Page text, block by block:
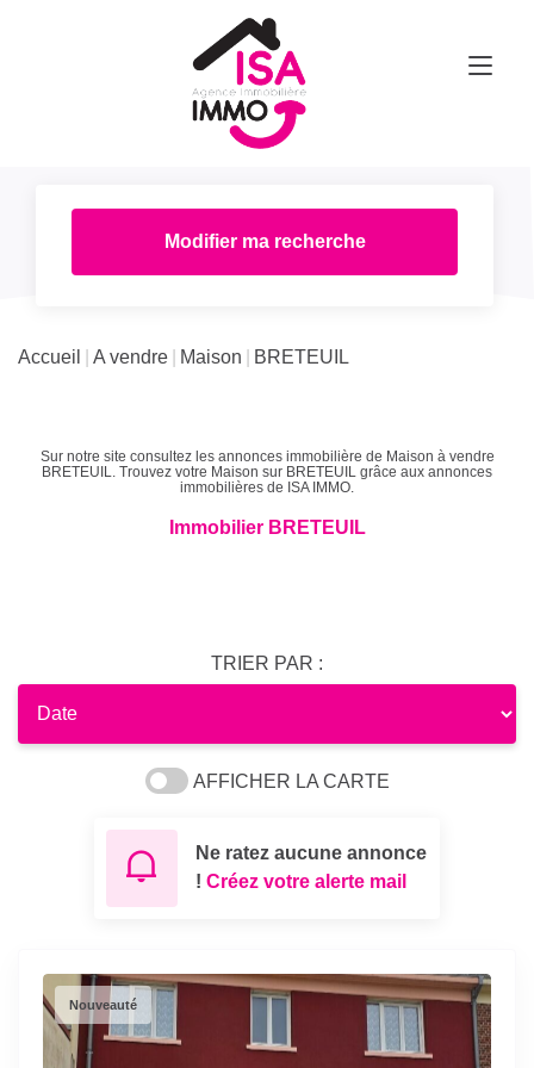
Modifier ma recherche
Accueil A vendre Maison BRETEUIL
Sur notre site consultez les annonces immobilière de Maison à vendre
BRETEUIL. Trouvez votre Maison sur BRETEUIL grâce aux annonces
immobilières de ISA IMMO.
Immobilier BRETEUIL
TRIER PAR :
AFFICHER LA CARTE
Ne ratez aucune annonce
! Créez votre alerte mail
Nouveauté